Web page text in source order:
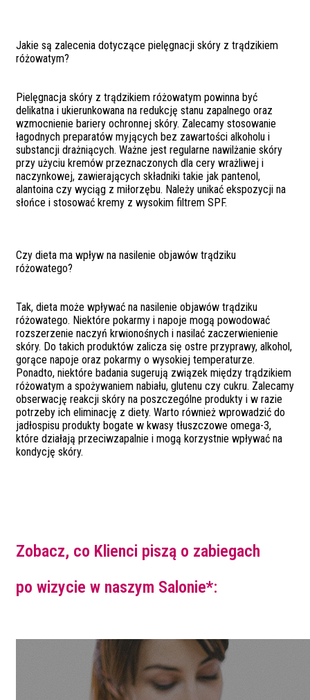
Jakie są zalecenia dotyczące pielęgnacji skóry z trądzikiem
różowatym?
Pielęgnacja skóry z trądzikiem różowatym powinna być
delikatna i ukierunkowana na redukcję stanu zapalnego oraz
wzmocnienie bariery ochronnej skóry. Zalecamy stosowanie
łagodnych preparatów myjących bez zawartości alkoholu i
substancji drażniących. Ważne jest regularne nawilżanie skóry
przy użyciu kremów przeznaczonych dla cery wrażliwej i
naczynkowej, zawierających składniki takie jak pantenol,
alantoina czy wyciąg z miłorzębu. Należy unikać ekspozycji na
słońce i stosować kremy z wysokim filtrem SPF.
Czy dieta ma wpływ na nasilenie objawów trądziku
różowatego?
Tak, dieta może wpływać na nasilenie objawów trądziku
różowatego. Niektóre pokarmy i napoje mogą powodować
rozszerzenie naczyń krwionośnych i nasilać zaczerwienienie
skóry. Do takich produktów zalicza się ostre przyprawy, alkohol,
gorące napoje oraz pokarmy o wysokiej temperaturze.
Ponadto, niektóre badania sugerują związek między trądzikiem
różowatym a spożywaniem nabiału, glutenu czy cukru. Zalecamy
obserwację reakcji skóry na poszczególne produkty i w razie
potrzeby ich eliminację z diety. Warto również wprowadzić do
jadłospisu produkty bogate w kwasy tłuszczowe omega-3,
które działają przeciwzapalnie i mogą korzystnie wpływać na
kondycję skóry.
Zobacz, co Klienci piszą o zabiegach
po wizycie w naszym Salonie*: